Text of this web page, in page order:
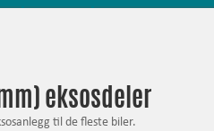
eksosdeler
til de fleste biler.